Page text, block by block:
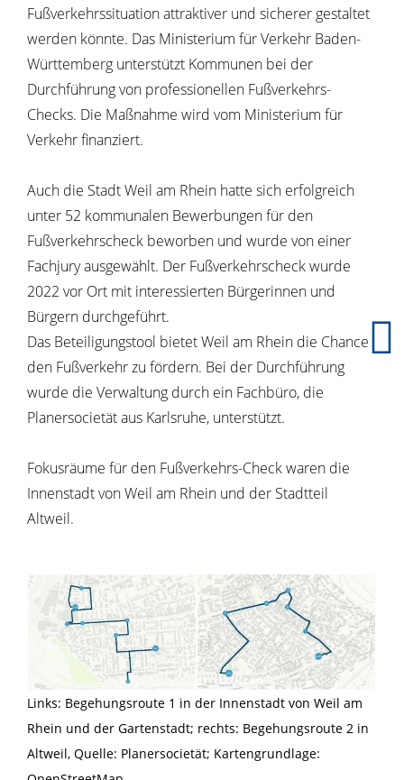
Fußverkehrssituation attraktiver und sicherer gestaltet
werden könnte. Das Ministerium für Verkehr Baden-
Württemberg unterstützt Kommunen bei der
Durchführung von professionellen Fußverkehrs-
Checks. Die Maßnahme wird vom Ministerium für
Verkehr finanziert.
Auch die Stadt Weil am Rhein hatte sich erfolgreich
unter 52 kommunalen Bewerbungen für den
Fußverkehrscheck beworben und wurde von einer
Fachjury ausgewählt. Der Fußverkehrscheck wurde
2022 vor Ort mit interessierten Bürgerinnen und
Bürgern durchgeführt.
Das Beteiligungstool bietet Weil am Rhein die Chance,
den Fußverkehr zu fördern. Bei der Durchführung
wurde die Verwaltung durch ein Fachbüro, die
Planersocietät aus Karlsruhe, unterstützt.
Fokusräume für den Fußverkehrs-Check waren die
Innenstadt von Weil am Rhein und der Stadtteil
Altweil.
Links: Begehungsroute 1 in der Innenstadt von Weil am
Rhein und der Gartenstadt; rechts: Begehungsroute 2 in
Altweil, Quelle: Planersocietät; Kartengrundlage: